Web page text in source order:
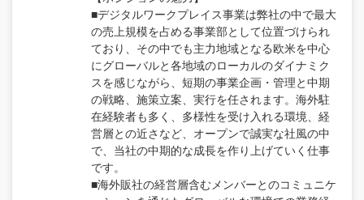
■デジタルワークプレイス事業は弊社の中で最大
の売上規模を占める事業部として位置づけられ
ており、その中でも主力地域となる欧米を中心
にグローバルと各地域のローカルのダイナミク
スを感じながら、短期の事業企画・管理と中期
の戦略、施策立案、実行を任されます。海外駐
在経験者も多く、多様性を受け入れる環境、経
営層との近さなど、オープンで誠実な社風の中
で、当社の中期的な成長を作り上げていく仕事
です。
■海外販社の経営層含むメンバーとのコミュニケ